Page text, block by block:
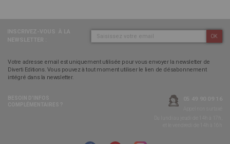
OK
Votre adresse email est uniquement utilisée pour vous envoyer la newsletter de
Diverti Editions. Vous pouvez à tout moment utiliser le lien de désabonnement
intégré dans la newsletter.